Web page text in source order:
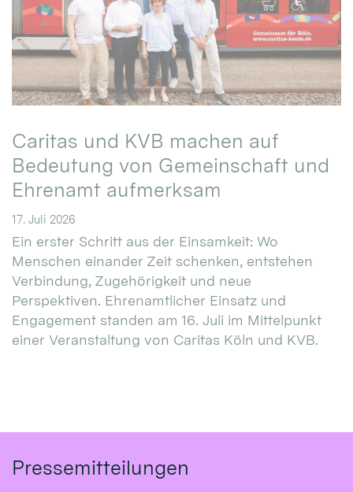
Caritas und KVB machen auf
Bedeutung von Gemeinschaft und
Ehrenamt aufmerksam
17. Juli 2026
Ein erster Schritt aus der Einsamkeit: Wo
Menschen einander Zeit schenken, entstehen
Verbindung, Zugehörigkeit und neue
Perspektiven. Ehrenamtlicher Einsatz und
Engagement standen am 16. Juli im Mittelpunkt
einer Veranstaltung von Caritas Köln und KVB.
Pressemitteilungen